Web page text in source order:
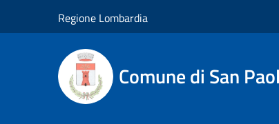
Regione Lombardia
Comune di San